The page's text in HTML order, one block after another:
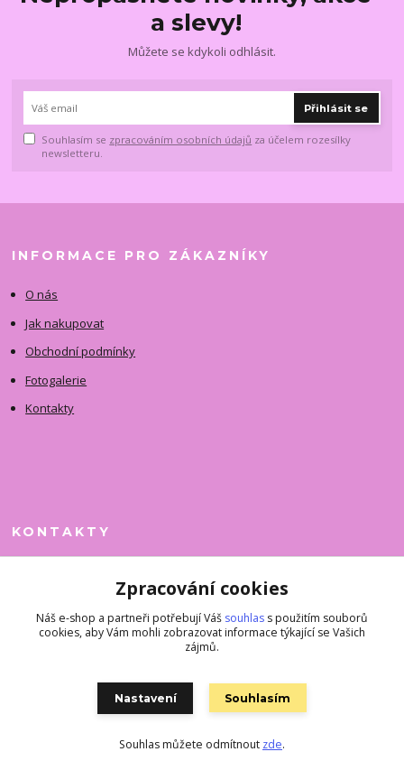
a slevy!
Můžete se kdykoli odhlásit.
Přihlásit se
Souhlasím se zpracováním osobních údajů za účelem rozesílky
newsletteru.
INFORMACE PRO ZÁKAZNÍKY
O nás
Jak nakupovat
Obchodní podmínky
Fotogalerie
Kontakty
KONTAKTY
+420 731 390 323
superkousky@jetovmode.cz
Vytvořeno na Eshop-rychle.cz
Zpracování cookies
Náš e-shop a partneři potřebují Váš souhlas s použitím souborů
cookies, aby Vám mohli zobrazovat informace týkající se Vašich
zájmů.
Nastavení Souhlasím
Souhlas můžete odmítnout zde.